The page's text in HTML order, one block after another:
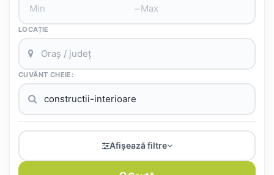
–
LOCAȚIE
CUVÂNT CHEIE:
Afișează filtre